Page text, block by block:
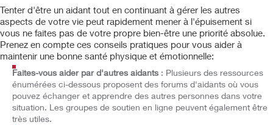
Tenter d'être un aidant tout en continuant à gérer les autres
aspects de votre vie peut rapidement mener à l'épuisement si
vous ne faites pas de votre propre bien-être une priorité absolue.
Prenez en compte ces conseils pratiques pour vous aider à
maintenir une bonne santé physique et émotionnelle:
Faites-vous aider par d'autres aidants : Plusieurs des ressources
énumérées ci-dessous proposent des forums d'aidants où vous
pouvez échanger et apprendre des autres personnes dans votre
situation. Les groupes de soutien en ligne peuvent également être
très utiles.